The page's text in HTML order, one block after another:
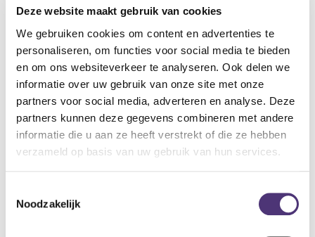
Deze website maakt gebruik van cookies
We gebruiken cookies om content en advertenties te
personaliseren, om functies voor social media te bieden
en om ons websiteverkeer te analyseren. Ook delen we
informatie over uw gebruik van onze site met onze
partners voor social media, adverteren en analyse. Deze
partners kunnen deze gegevens combineren met andere
informatie die u aan ze heeft verstrekt of die ze hebben
verzameld op basis van uw gebruik van hun services.
Noodzakelijk
bovenlichaam en rugspieren zonder lichaamsoefeningen.
Het bevorderd een rechte zithouding en is ook geschikt om
rug en bekkenbodemspieren te trainen.
Er zit een pomp bij voor de individuele drukverdeling. Het
maximale toegelaten lichaamsgewicht is 138 kg.
De doorsnede is ongeveer 37 cm, wat een formaat is voor
zowel tieners als volwassenen.
34,18€